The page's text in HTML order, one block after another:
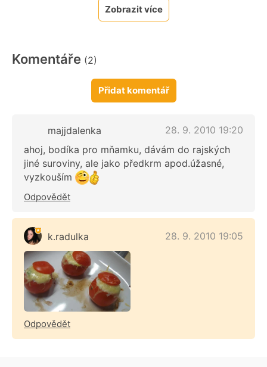
Zobrazit více
Komentáře (2)
Přidat komentář
majjdalenka
28. 9. 2010 19:20
ahoj, bodíka pro mňamku, dávám do rajských
jiné suroviny, ale jako předkrm apod.úžasné,
vyzkouším
Odpovědět
k.radulka 28. 9. 2010 19:05
Odpovědět